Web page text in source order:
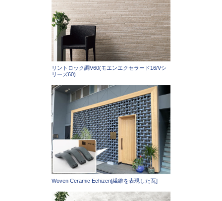
リントロック調V60(モエンエクセラード16/Vシ
リーズ60)
Woven Ceramic Echizen[繊維を表現した瓦]